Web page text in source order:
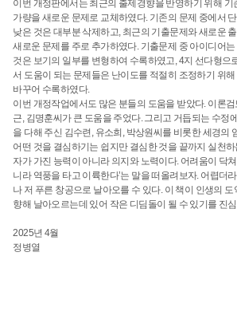
이번 개정판에서는 최근의 출제경향을 반영하기 위해 기
가량을 새로운 문제로 교체하였다. 기존의 문제 중에서
낮은 것은 대부분 삭제하고, 최근의 기출문제와 새로운
새로운 문제를 주로 추가하였다. 기출문제 중 아이디어
것은 보기의 일부를 변형하여 수록하였고, 4지 선다형으
서 도움이 되는 문제들은 난이도를 적절히 조정하기 위
바꾸어 수록하였다.
이번 개정작업에서도 많은 분들의 도움을 받았다. 이론
근, 김명훈씨가 큰 도움을 주었다. 그리고 거듭되는 수정
을 다해 주신 김수련, 유소희, 박상원씨를 비롯한 세경의
어떤 것을 결심하기는 쉽지만 결심한 것을 끝까지 실천
자가 가진 능력이 아니라 의지와 노력이다. 어려움이 닥
니라 역풍을 타고 이륙한다’는 말을 떠올려보자. 어렵더
나 저 푸른 창공으로 날아오를 수 있다. 이 책이 인생의
향해 날아오르는데 있어 작은 디딤돌이 될 수 있기를 진
2025년 4월
정병열